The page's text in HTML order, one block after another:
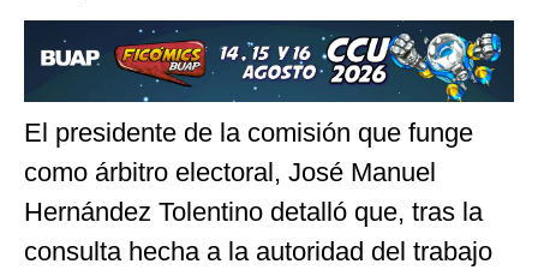
El presidente de la comisión que funge
como árbitro electoral, José Manuel
Hernández Tolentino detalló que, tras la
consulta hecha a la autoridad del trabajo